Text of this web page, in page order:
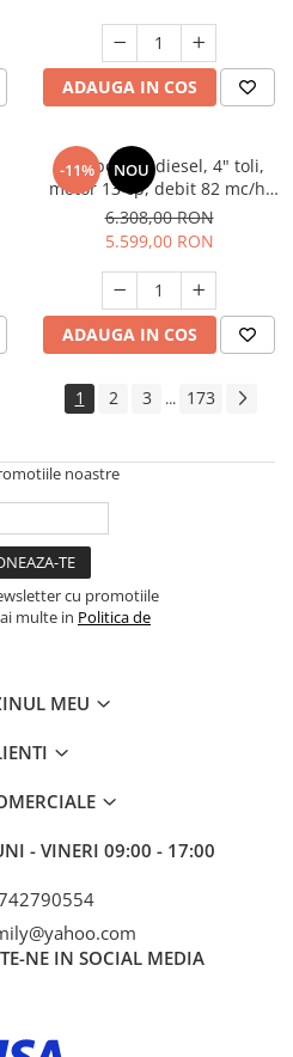
ADAUGA IN COS
-11% NOU
Motopompa diesel, 4" toli,
motor 13 cp, debit 82 mc/h,
pornire electrica, refulare
60m, aspiratie 8m, Visoli
6.308,00 RON
5.599,00 RON
ADAUGA IN COS
1 2 3 ... 173
noastre
cu promotiile
multe in Politica de
MEU
- VINERI 09:00 - 17:00
NE IN SOCIAL MEDIA